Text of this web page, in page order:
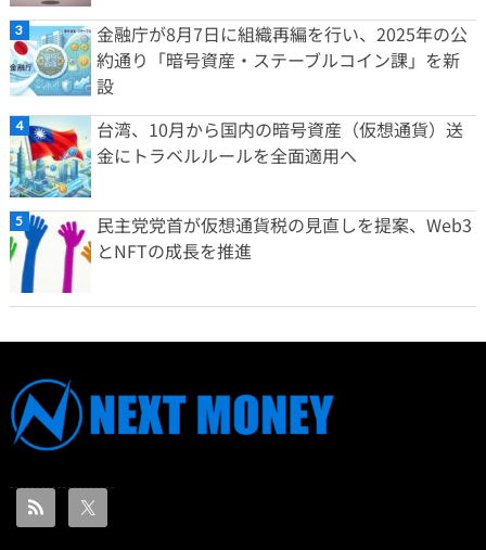
金融庁が8月7日に組織再編を行い、2025年の公
約通り「暗号資産・ステーブルコイン課」を新
設
台湾、10月から国内の暗号資産（仮想通貨）送
金にトラベルルールを全面適用へ
民主党党首が仮想通貨税の見直しを提案、Web3
とNFTの成長を推進